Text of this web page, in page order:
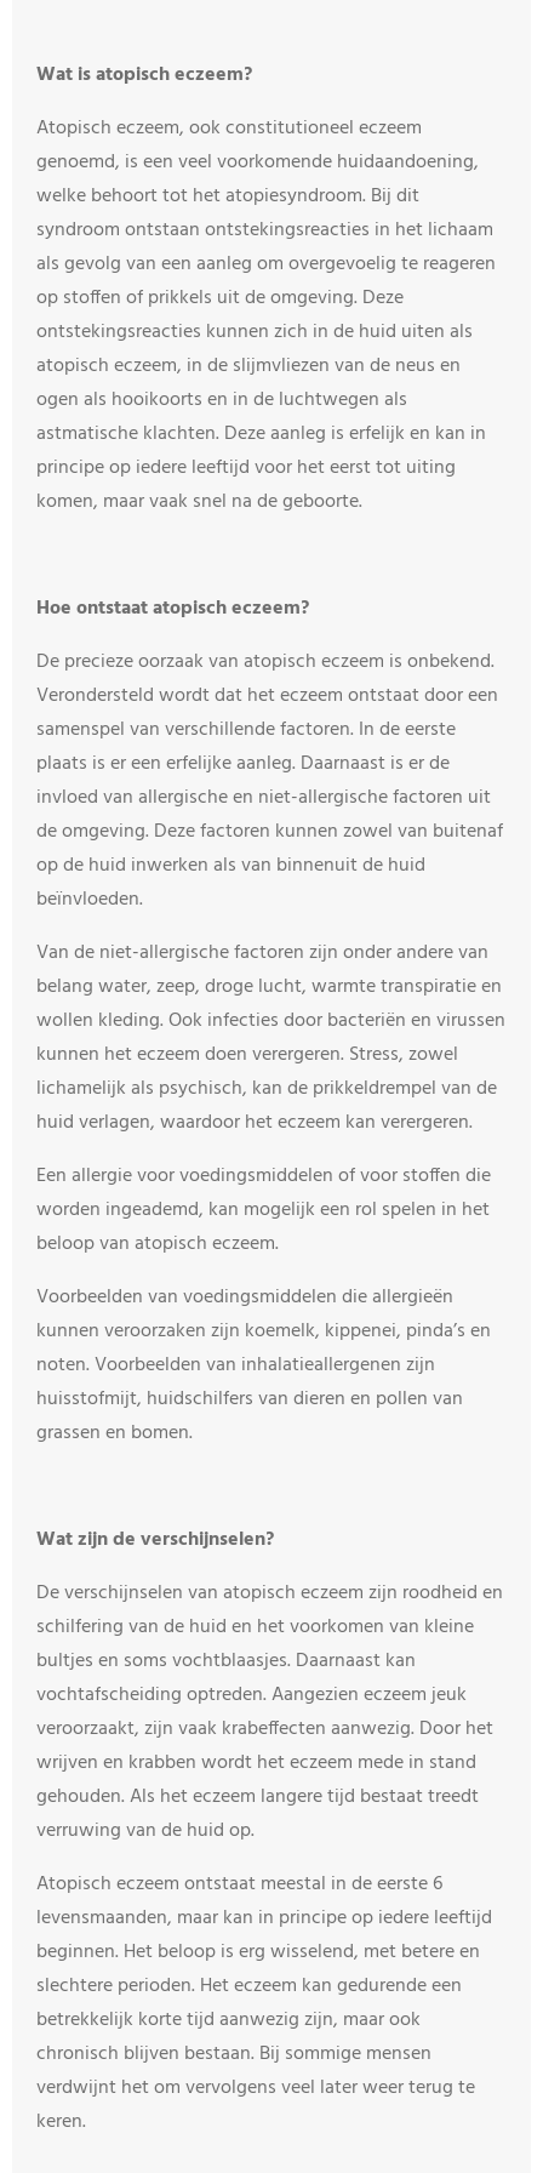
Wat is atopisch eczeem?
Atopisch eczeem, ook constitutioneel eczeem
genoemd, is een veel voorkomende huidaandoening,
welke behoort tot het atopiesyndroom. Bij dit
syndroom ontstaan ontstekingsreacties in het lichaam
als gevolg van een aanleg om overgevoelig te reageren
op stoffen of prikkels uit de omgeving. Deze
ontstekingsreacties kunnen zich in de huid uiten als
atopisch eczeem, in de slijmvliezen van de neus en
ogen als hooikoorts en in de luchtwegen als
astmatische klachten. Deze aanleg is erfelijk en kan in
principe op iedere leeftijd voor het eerst tot uiting
komen, maar vaak snel na de geboorte.
Hoe ontstaat atopisch eczeem?
De precieze oorzaak van atopisch eczeem is onbekend.
Verondersteld wordt dat het eczeem ontstaat door een
samenspel van verschillende factoren. In de eerste
plaats is er een erfelijke aanleg. Daarnaast is er de
invloed van allergische en niet-allergische factoren uit
de omgeving. Deze factoren kunnen zowel van buitenaf
op de huid inwerken als van binnenuit de huid
beïnvloeden.
Van de niet-allergische factoren zijn onder andere van
belang water, zeep, droge lucht, warmte transpiratie en
wollen kleding. Ook infecties door bacteriën en virussen
kunnen het eczeem doen verergeren. Stress, zowel
lichamelijk als psychisch, kan de prikkeldrempel van de
huid verlagen, waardoor het eczeem kan verergeren.
Een allergie voor voedingsmiddelen of voor stoffen die
worden ingeademd, kan mogelijk een rol spelen in het
beloop van atopisch eczeem.
Voorbeelden van voedingsmiddelen die allergieën
kunnen veroorzaken zijn koemelk, kippenei, pinda’s en
noten. Voorbeelden van inhalatieallergenen zijn
huisstofmijt, huidschilfers van dieren en pollen van
grassen en bomen.
Wat zijn de verschijnselen?
De verschijnselen van atopisch eczeem zijn roodheid en
schilfering van de huid en het voorkomen van kleine
bultjes en soms vochtblaasjes. Daarnaast kan
vochtafscheiding optreden. Aangezien eczeem jeuk
veroorzaakt, zijn vaak krabeffecten aanwezig. Door het
wrijven en krabben wordt het eczeem mede in stand
gehouden. Als het eczeem langere tijd bestaat treedt
verruwing van de huid op.
Atopisch eczeem ontstaat meestal in de eerste 6
levensmaanden, maar kan in principe op iedere leeftijd
beginnen. Het beloop is erg wisselend, met betere en
slechtere perioden. Het eczeem kan gedurende een
betrekkelijk korte tijd aanwezig zijn, maar ook
chronisch blijven bestaan. Bij sommige mensen
verdwijnt het om vervolgens veel later weer terug te
keren.